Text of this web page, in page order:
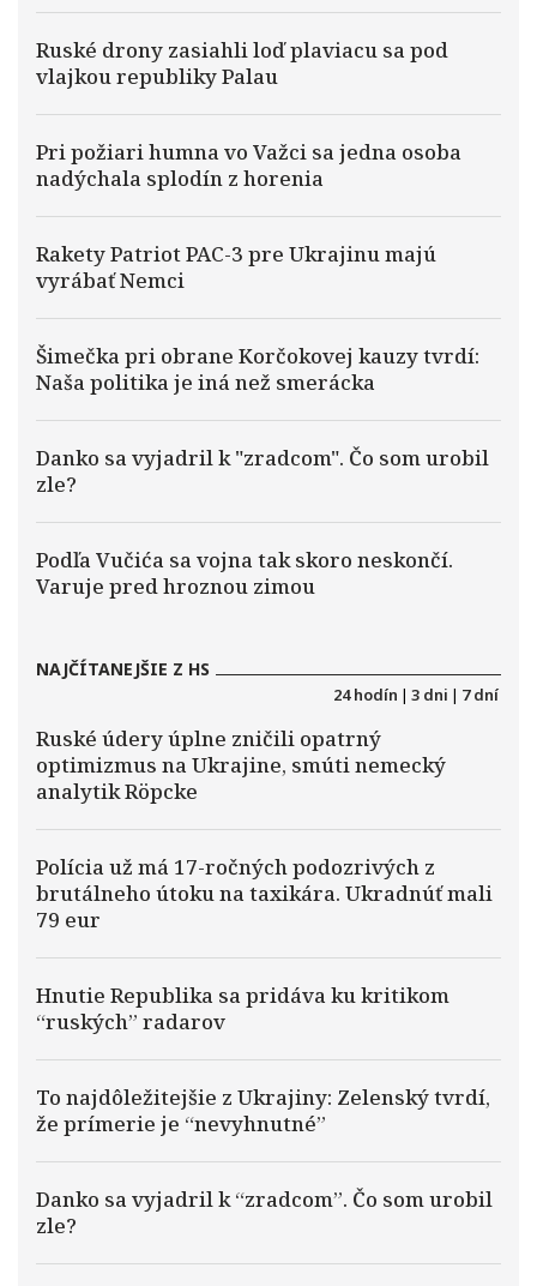
Ruské drony zasiahli loď plaviacu sa pod
vlajkou republiky Palau
Pri požiari humna vo Važci sa jedna osoba
nadýchala splodín z horenia
Rakety Patriot PAC-3 pre Ukrajinu majú
vyrábať Nemci
Šimečka pri obrane Korčokovej kauzy tvrdí:
Naša politika je iná než smerácka
Danko sa vyjadril k "zradcom". Čo som urobil
zle?
Podľa Vučića sa vojna tak skoro neskončí.
Varuje pred hroznou zimou
NAJČÍTANEJŠIE Z HS
24 hodín | 3 dni | 7 dní
Ruské údery úplne zničili opatrný
optimizmus na Ukrajine, smúti nemecký
analytik Röpcke
Polícia už má 17-ročných podozrivých z
brutálneho útoku na taxikára. Ukradnúť mali
79 eur
Hnutie Republika sa pridáva ku kritikom
“ruských” radarov
To najdôležitejšie z Ukrajiny: Zelenský tvrdí,
že prímerie je “nevyhnutné”
Danko sa vyjadril k “zradcom”. Čo som urobil
zle?